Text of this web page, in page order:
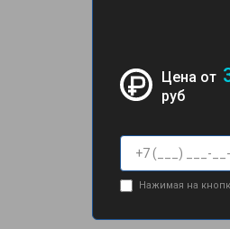
Цена от
руб
Нажимая на